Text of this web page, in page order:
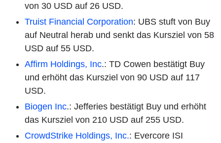
von 30 USD auf 26 USD.
Truist Financial Corporation: UBS stuft von Buy
auf Neutral herab und senkt das Kursziel von 58
USD auf 55 USD.
Affirm Holdings, Inc.: TD Cowen bestätigt Buy
und erhöht das Kursziel von 90 USD auf 117
USD.
Biogen Inc.: Jefferies bestätigt Buy und erhöht
das Kursziel von 210 USD auf 255 USD.
CrowdStrike Holdings, Inc.: Evercore ISI